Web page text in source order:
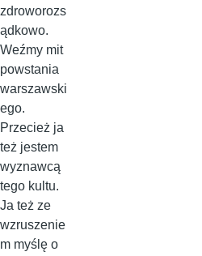
zdroworozs
ądkowo.
Weźmy mit
powstania
warszawski
ego.
Przecież ja
też jestem
wyznawcą
tego kultu.
Ja też ze
wzruszenie
m myślę o